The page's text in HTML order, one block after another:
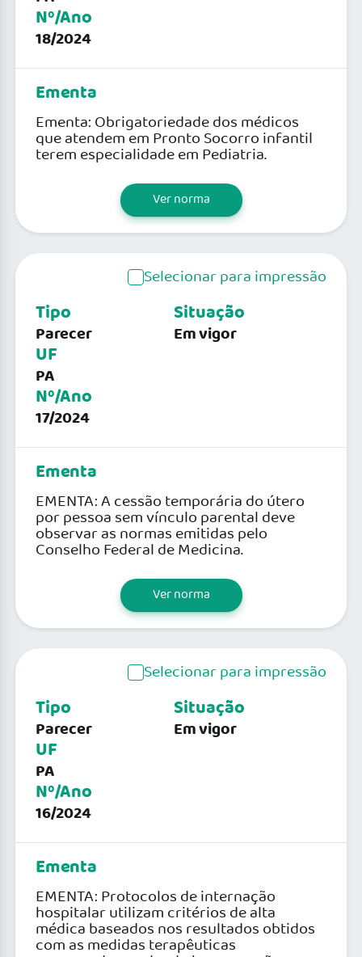
Nº/Ano
18/2024
Ementa
Ementa: Obrigatoriedade dos médicos
que atendem em Pronto Socorro infantil
terem especialidade em Pediatria.
Ver norma
Selecionar para impressão
Tipo
Parecer
UF
PA
Nº/Ano
17/2024
Situação
Em vigor
Ementa
EMENTA: A cessão temporária do útero
por pessoa sem vínculo parental deve
observar as normas emitidas pelo
Conselho Federal de Medicina.
Ver norma
Selecionar para impressão
Tipo
Parecer
UF
PA
Nº/Ano
16/2024
Situação
Em vigor
Ementa
EMENTA: Protocolos de internação
hospitalar utilizam critérios de alta
médica baseados nos resultados obtidos
com as medidas terapêuticas